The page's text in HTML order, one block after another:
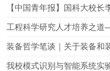
【中国青年报】国科大校
工程科学研究人才培养之
装备哲学笔谈｜关于装备和
我校模式识别与智能系统实